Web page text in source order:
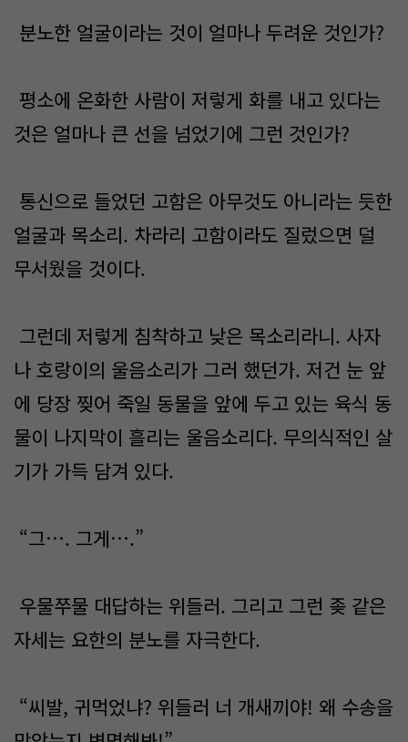
분노한 얼굴이라는 것이 얼마나 두려운 것인가?
평소에 온화한 사람이 저렇게 화를 내고 있다는
것은 얼마나 큰 선을 넘었기에 그런 것인가?
통신으로 들었던 고함은 아무것도 아니라는 듯한
얼굴과 목소리. 차라리 고함이라도 질렀으면 덜
무서웠을 것이다.
그런데 저렇게 침착하고 낮은 목소리라니. 사자
나 호랑이의 울음소리가 그러 했던가. 저건 눈 앞
에 당장 찢어 죽일 동물을 앞에 두고 있는 육식 동
물이 나지막이 흘리는 울음소리다. 무의식적인 살
기가 가득 담겨 있다.
“그…. 그게….”
우물쭈물 대답하는 위들러. 그리고 그런 좆 같은
자세는 요한의 분노를 자극한다.
“씨발, 귀먹었냐? 위들러 너 개새끼야! 왜 수송을